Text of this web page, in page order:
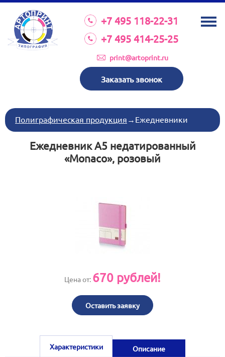
+7 495 118-22-31
+7 495 414-25-25
print@artoprint.ru
Заказать звонок
О КОМПАНИИ
УСЛУГИ
КАТАЛОГ
ТРЕБОВАНИЯ К МАКЕТАМ
НОВОСТИ
ИНВЕСТИЦИИ
КОНТАКТЫ
пн-пт 8:30 17:00
Полиграфическая продукция → Ежедневники
Ежедневник А5 недатированный
«Monaco», розовый
Цена от: 670 рублей!
Оставить заявку
Характеристики Описание